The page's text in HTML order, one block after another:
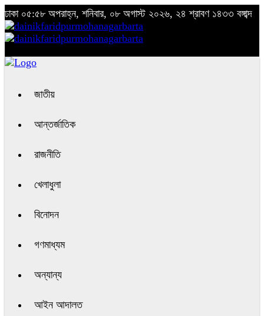
ঢাকা ০৫:৫৮ অপরাহ্ন, শনিবার, ০৮ অগাস্ট ২০২৬, ২৪ শ্রাবণ ১৪৩৩ বঙ্গাব্দ
জাতীয়
আন্তর্জাতিক
রাজনীতি
খেলাধুলা
বিনোদন
গণমাধ্যম
অন্যান্য
আইন আদালত